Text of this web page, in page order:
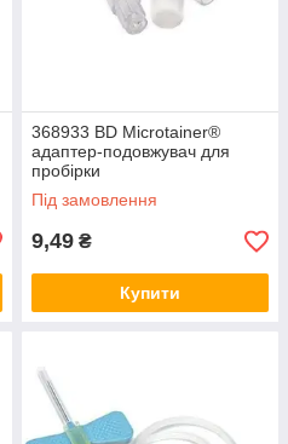
368933 BD Microtainer®
адаптер-подовжувач для
пробірки
Під замовлення
9,49 ₴
Купити